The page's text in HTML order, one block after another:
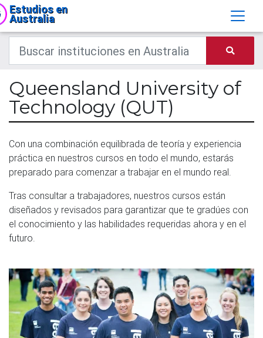
Estudios en
Australia
Queensland University of
Technology (QUT)
Con una combinación equilibrada de teoría y experiencia
práctica en nuestros cursos en todo el mundo, estarás
preparado para comenzar a trabajar en el mundo real.
Tras consultar a trabajadores, nuestros cursos están
diseñados y revisados ​​para garantizar que te gradúes con
el conocimiento y las habilidades requeridas ahora y en el
futuro.